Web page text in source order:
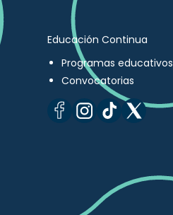
Educación Continua
Programas educativos
Convocatorias